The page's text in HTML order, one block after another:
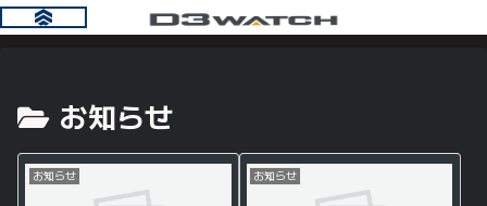
お知らせ
お知らせ お知らせ